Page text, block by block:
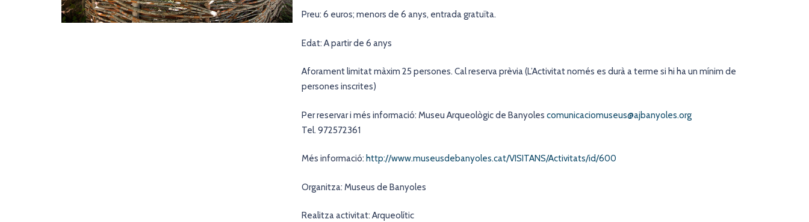
Preu: 6 euros; menors de 6 anys, entrada gratuïta.
Edat: A partir de 6 anys
Aforament limitat màxim 25 persones. Cal reserva prèvia (L’Activitat només es durà a terme si hi ha un mínim de
persones inscrites)
Per reservar i més informació: Museu Arqueològic de Banyoles comunicaciomuseus@ajbanyoles.org
Tel. 972572361
Més informació: http://www.museusdebanyoles.cat/VISITANS/Activitats/id/600
Organitza: Museus de Banyoles
Realitza activitat: Arqueolític